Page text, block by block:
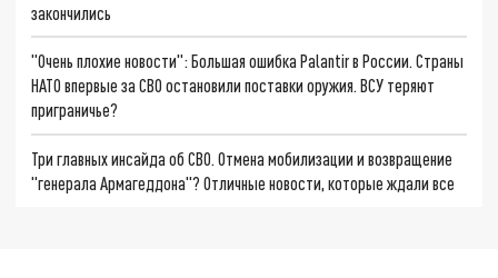
закончились
"Очень плохие новости": Большая ошибка Palantir в России. Страны
НАТО впервые за СВО остановили поставки оружия. ВСУ теряют
приграничье?
Три главных инсайда об СВО. Отмена мобилизации и возвращение
"генерала Армагеддона"? Отличные новости, которые ждали все